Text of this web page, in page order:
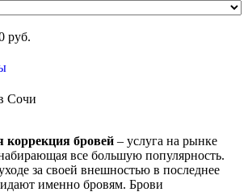
руб.
Сочи
коррекция бровей – услуга на рынке
все большую популярность.
за своей внешностью в последнее
именно бровям. Брови